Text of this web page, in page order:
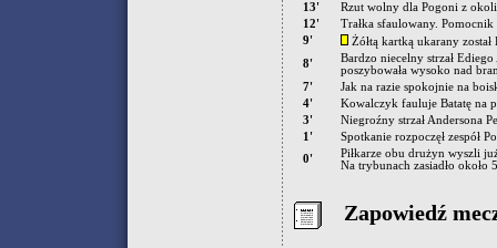
13'
Rzut wolny dla Pogoni z
12'
Trałka sfaulowany.
9'
Żółtą kartką ukarany został
8'
Bardzo niecelny strzał
poszybowała wysoko nad
7'
Jak na razie spokojnie na
4'
Kowalczyk fauluje Batatę na
3'
Niegroźny strzał Andersona
1'
Spotkanie rozpoczęł zespół
0'
Piłkarze obu drużyn wyszli
Na trybunach zasiadło
Zapowiedź